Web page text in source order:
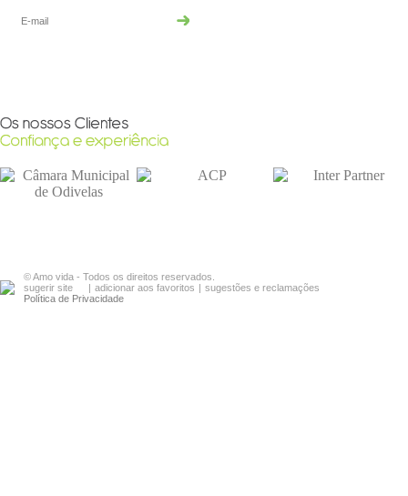
© Amo vida - Todos os direitos reservados.
sugerir site
adicionar aos favoritos
sugestões e reclamações
Política de Privacidade